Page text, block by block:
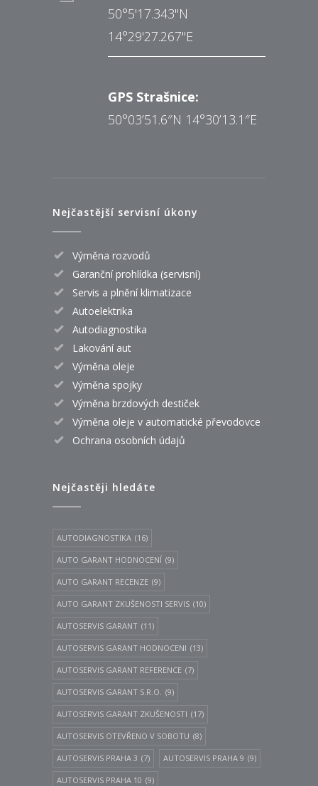
50°5'17.343"N
14°29'27.267"E
GPS Strašnice:
50°03’51.6″N 14°30’13.1″E
Nejčastější servisní úkony
Výměna rozvodů
Garanční prohlídka (servisní)
Servis a plnění klimatizace
Autoelektrika
Autodiagnostika
Lakování aut
Výměna oleje
Výměna spojky
Výměna brzdových destiček
Výměna oleje v automatické převodovce
Ochrana osobních údajů
Nejčastěji hledáte
AUTODIAGNOSTIKA (16)
AUTO GARANT HODNOCENÍ (9)
AUTO GARANT RECENZE (9)
AUTO GARANT ZKUŠENOSTI SERVIS (10)
AUTOSERVIS GARANT (11)
AUTOSERVIS GARANT HODNOCENI (13)
AUTOSERVIS GARANT REFERENCE (7)
AUTOSERVIS GARANT S.R.O. (9)
AUTOSERVIS GARANT ZKUŠENOSTI (17)
AUTOSERVIS OTEVŘENO V SOBOTU (8)
AUTOSERVIS PRAHA 3 (7) AUTOSERVIS PRAHA 9 (9)
AUTOSERVIS PRAHA 10 (9)